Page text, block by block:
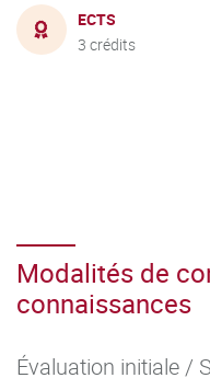
ECTS
3 crédits
Modalités de
connaissances
Évaluation initiale /